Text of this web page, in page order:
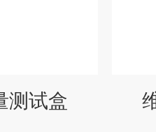
测试盒